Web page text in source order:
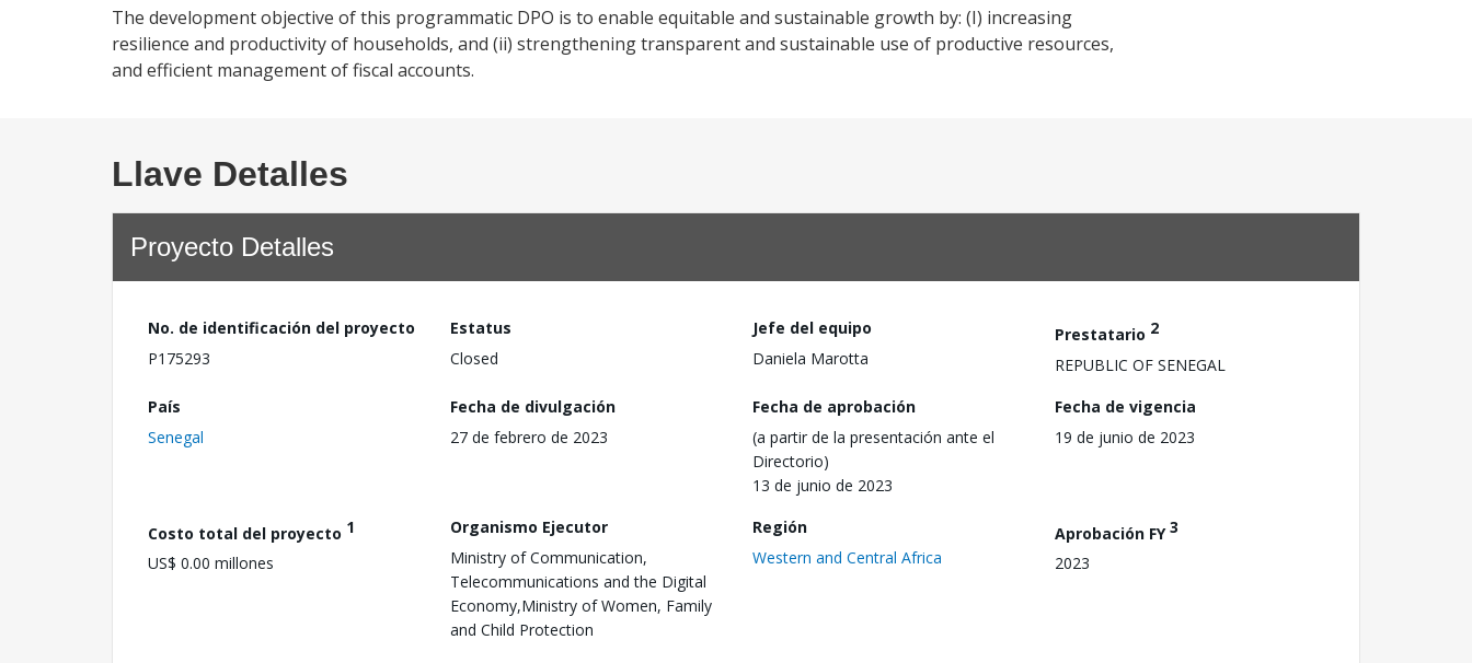
The development objective of this programmatic DPO is to enable equitable and sustainable growth by: (I) increasing
resilience and productivity of households, and (ii) strengthening transparent and sustainable use of productive resources,
and efficient management of fiscal accounts.
Llave Detalles
Proyecto Detalles
No. de identificación del proyecto
P175293
Estatus
Closed
Jefe del equipo
Daniela Marotta
Prestatario 2
REPUBLIC OF SENEGAL
País
Senegal
Fecha de divulgación
27 de febrero de 2023
Fecha de aprobación
(a partir de la presentación ante el
Directorio)
13 de junio de 2023
Fecha de vigencia
19 de junio de 2023
Costo total del proyecto 1
US$ 0.00 millones
Organismo Ejecutor
Ministry of Communication,
Telecommunications and the Digital
Economy,Ministry of Women, Family
and Child Protection
Región
Western and Central Africa
Aprobación FY3
2023